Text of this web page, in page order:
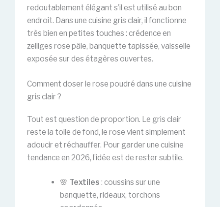
redoutablement élégant s’il est utilisé au bon
endroit. Dans une cuisine gris clair, il fonctionne
très bien en petites touches : crédence en
zelliges rose pâle, banquette tapissée, vaisselle
exposée sur des étagères ouvertes.
Comment doser le rose poudré dans une cuisine
gris clair ?
Tout est question de proportion. Le gris clair
reste la toile de fond, le rose vient simplement
adoucir et réchauffer. Pour garder une cuisine
tendance en 2026, l’idée est de rester subtile.
🌸 Textiles : coussins sur une
banquette, rideaux, torchons